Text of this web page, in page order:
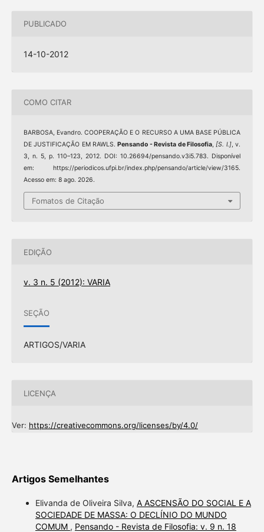
PUBLICADO
14-10-2012
COMO CITAR
BARBOSA, Evandro. COOPERAÇÃO E O RECURSO A UMA BASE PÚBLICA
DE JUSTIFICAÇÃO EM RAWLS.Pensando - Revista de Filosofia,[S. l.], v.
3, n. 5, p. 110–123, 2012. DOI: 10.26694/pensando.v3i5.783. Disponível
em: https://periodicos.ufpi.br/index.php/pensando/article/view/3165.
Acesso em: 8 ago. 2026.
Fomatos de Citação
EDIÇÃO
v. 3 n. 5 (2012): VARIA
SEÇÃO
ARTIGOS/VARIA
LICENÇA
Ver: https://creativecommons.org/licenses/by/4.0/
Artigos Semelhantes
Elivanda de Oliveira Silva, A ASCENSÃO DO SOCIAL E A
SOCIEDADE DE MASSA: O DECLÍNIO DO MUNDO
COMUM , Pensando - Revista de Filosofia: v. 9 n. 18